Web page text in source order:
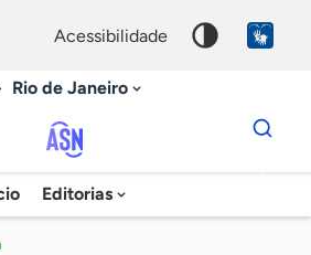
acessibilidade
Rio de Janeiro
Agência
Sebrae
Editorias
Dados
para
chave